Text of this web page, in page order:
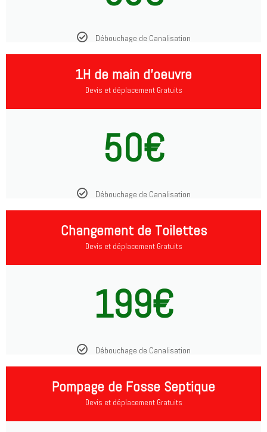
Débouchage de Canalisation
1H de main d'oeuvre
Devis et déplacement Gratuits
50€
Débouchage de Canalisation
Changement de Toilettes
Devis et déplacement Gratuits
199€
Débouchage de Canalisation
Pompage de Fosse Septique
Devis et déplacement Gratuits